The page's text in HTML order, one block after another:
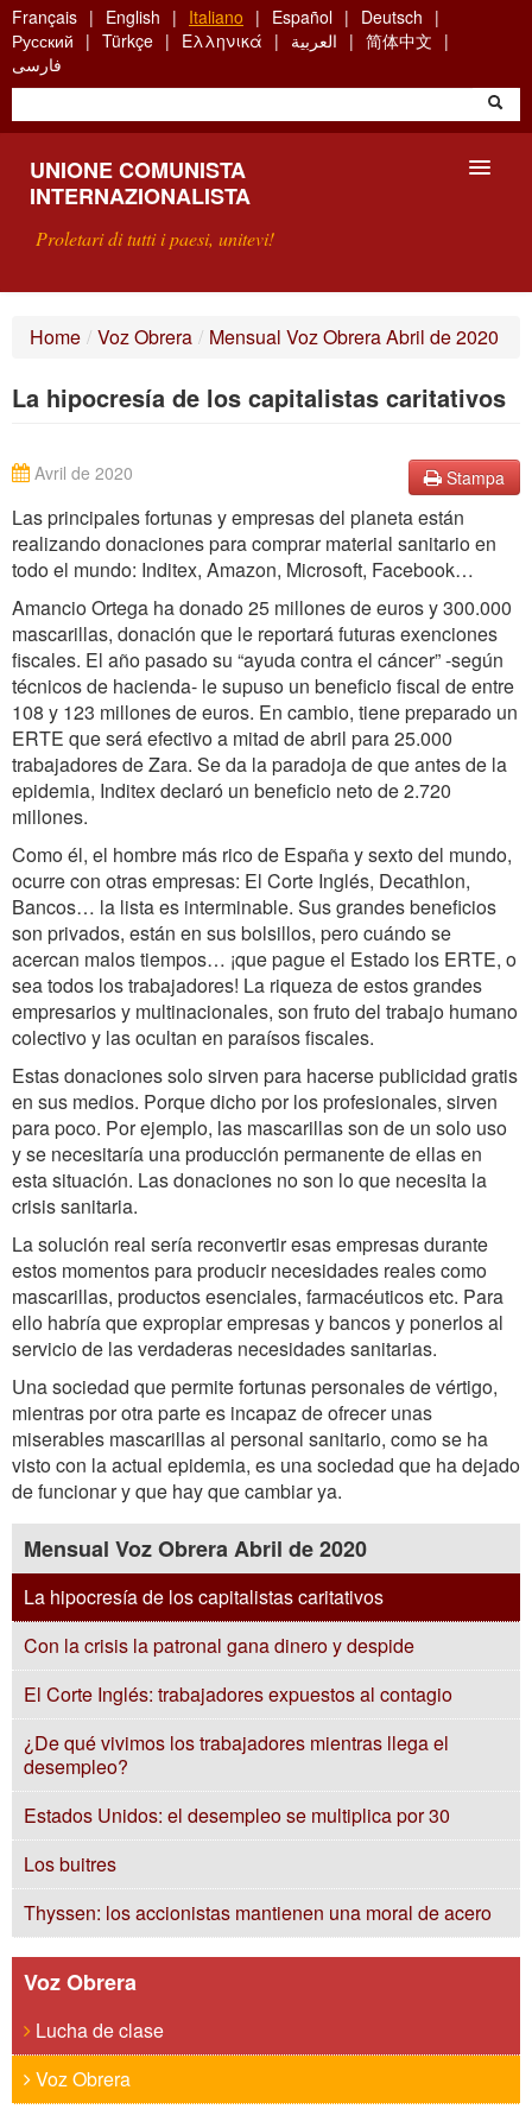
Skip
to
main
content
Français English Italiano Español
Deutsch
Русский
Türkçe Ελληνικά العربية
简体中文
فارسی
UNIONE COMUNISTA
INTERNAZIONALISTA
Proletari di tutti i paesi, unitevi!
SCRIVETECI
Home / Voz Obrera / Mensual Voz Obrera Abril de 2020
La hipocresía de los capitalistas caritativos
Stampa
Avril de 2020
Las principales fortunas y empresas del planeta están
realizando donaciones para comprar material sanitario en
todo el mundo: Inditex, Amazon, Microsoft, Facebook…
Amancio Ortega ha donado 25 millones de euros y 300.000
mascarillas, donación que le reportará futuras exenciones
fiscales. El año pasado su “ayuda contra el cáncer” -según
técnicos de hacienda- le supuso un beneficio fiscal de entre
108 y 123 millones de euros. En cambio, tiene preparado un
ERTE que será efectivo a mitad de abril para 25.000
trabajadores de Zara. Se da la paradoja de que antes de la
epidemia, Inditex declaró un beneficio neto de 2.720
millones.
Como él, el hombre más rico de España y sexto del mundo,
ocurre con otras empresas: El Corte Inglés, Decathlon,
Bancos… la lista es interminable. Sus grandes beneficios
son privados, están en sus bolsillos, pero cuándo se
acercan malos tiempos… ¡que pague el Estado los ERTE, o
sea todos los trabajadores! La riqueza de estos grandes
empresarios y multinacionales, son fruto del trabajo humano
colectivo y las ocultan en paraísos fiscales.
Estas donaciones solo sirven para hacerse publicidad gratis
en sus medios. Porque dicho por los profesionales, sirven
para poco. Por ejemplo, las mascarillas son de un solo uso
y se necesitaría una producción permanente de ellas en
esta situación. Las donaciones no son lo que necesita la
crisis sanitaria.
La solución real sería reconvertir esas empresas durante
estos momentos para producir necesidades reales como
mascarillas, productos esenciales, farmacéuticos etc. Para
ello habría que expropiar empresas y bancos y ponerlos al
servicio de las verdaderas necesidades sanitarias.
Una sociedad que permite fortunas personales de vértigo,
mientras por otra parte es incapaz de ofrecer unas
miserables mascarillas al personal sanitario, como se ha
visto con la actual epidemia, es una sociedad que ha dejado
de funcionar y que hay que cambiar ya.
Mensual Voz Obrera Abril de 2020
La hipocresía de los capitalistas caritativos
Con la crisis la patronal gana dinero y despide
El Corte Inglés: trabajadores expuestos al contagio
¿De qué vivimos los trabajadores mientras llega el
desempleo?
Estados Unidos: el desempleo se multiplica por 30
Los buitres
Thyssen: los accionistas mantienen una moral de acero
Voz Obrera
Lucha de clase
Voz Obrera